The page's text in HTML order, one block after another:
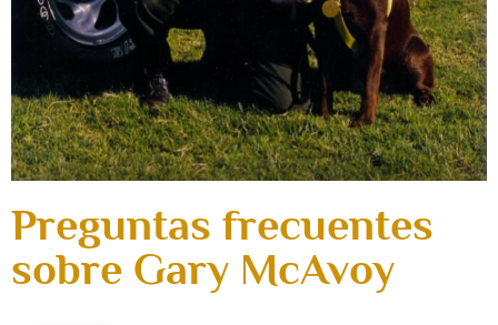
Preguntas frecuentes
sobre Gary McAvoy